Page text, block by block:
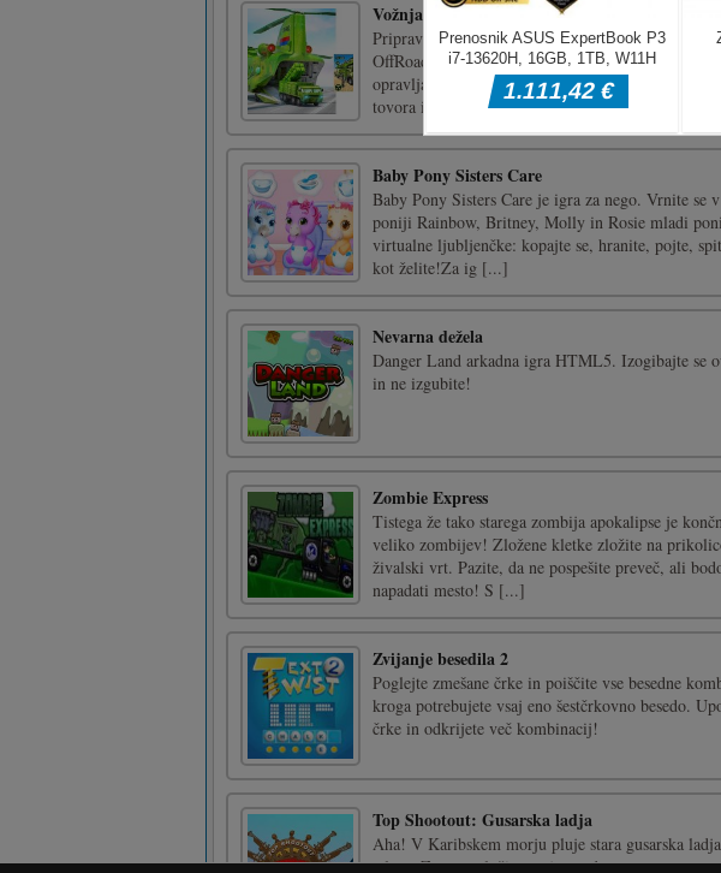
Vožnja tovornega tovornjaka ameriške vojske
Pripravite se na najbolj vznemirljivo pustolovsko
OffRoad US Army Transport Game of 2020, kjer
opravljali izjemno težke naloge prevoza in vožnje
tovora itd. do vojaške baze ZDA. v [...]
Baby Pony Sisters Care
Baby Pony Sisters Care je igra za nego. Vrnite se
poniji Rainbow, Britney, Molly in Rosie mladi
virtualne ljubljenčke: kopajte se, hranite, pojte,
kot želite!Za ig [...]
Nevarna dežela
Danger Land arkadna igra HTML5. Izogibajte se
in ne izgubite!
Zombie Express
Tistega že tako starega zombija apokalipse je
veliko zombijev! Zložene kletke zložite na
živalski vrt. Pazite, da ne pospešite preveč, ali
napadati mesto! S [...]
Zvijanje besedila 2
Poglejte zmešane črke in poiščite vse besedne
kroga potrebujete vsaj eno šestčrkovno besedo.
črke in odkrijete več kombinacij!
Top Shootout: Gusarska ladja
Aha! V Karibskem morju pluje stara gusarska
talcev. Znova naložite svoj top, da premagate vse